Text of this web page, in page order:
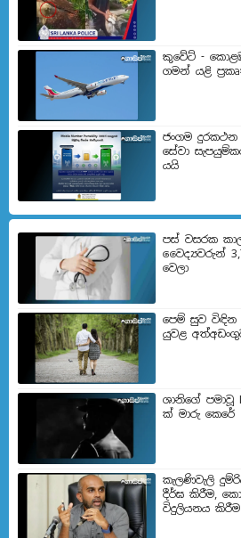
කුවේට් -
ගමන් යළි
ජංගම
සේවා
යයි
පස් වසරක
වෛද්‍යවරුන්
වෙලා
පෙම් සුව විඳින
යුවළ
ශානිගේ පමාවූ
ක් මාරු කෙරේ
කැලණිවැලි
දීර්ඝ කිරීම,
විදුලියනය